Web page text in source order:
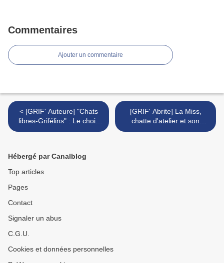
Commentaires
Ajouter un commentaire
< [GRIF' Auteure] "Chats
libres-Grifélins" : Le choix
de Samuel pour la rentrée
[GRIF' Abrite] La Miss,
chatte d'atelier et son
Sylvain >
Hébergé par Canalblog
Top articles
Pages
Contact
Signaler un abus
C.G.U.
Cookies et données personnelles